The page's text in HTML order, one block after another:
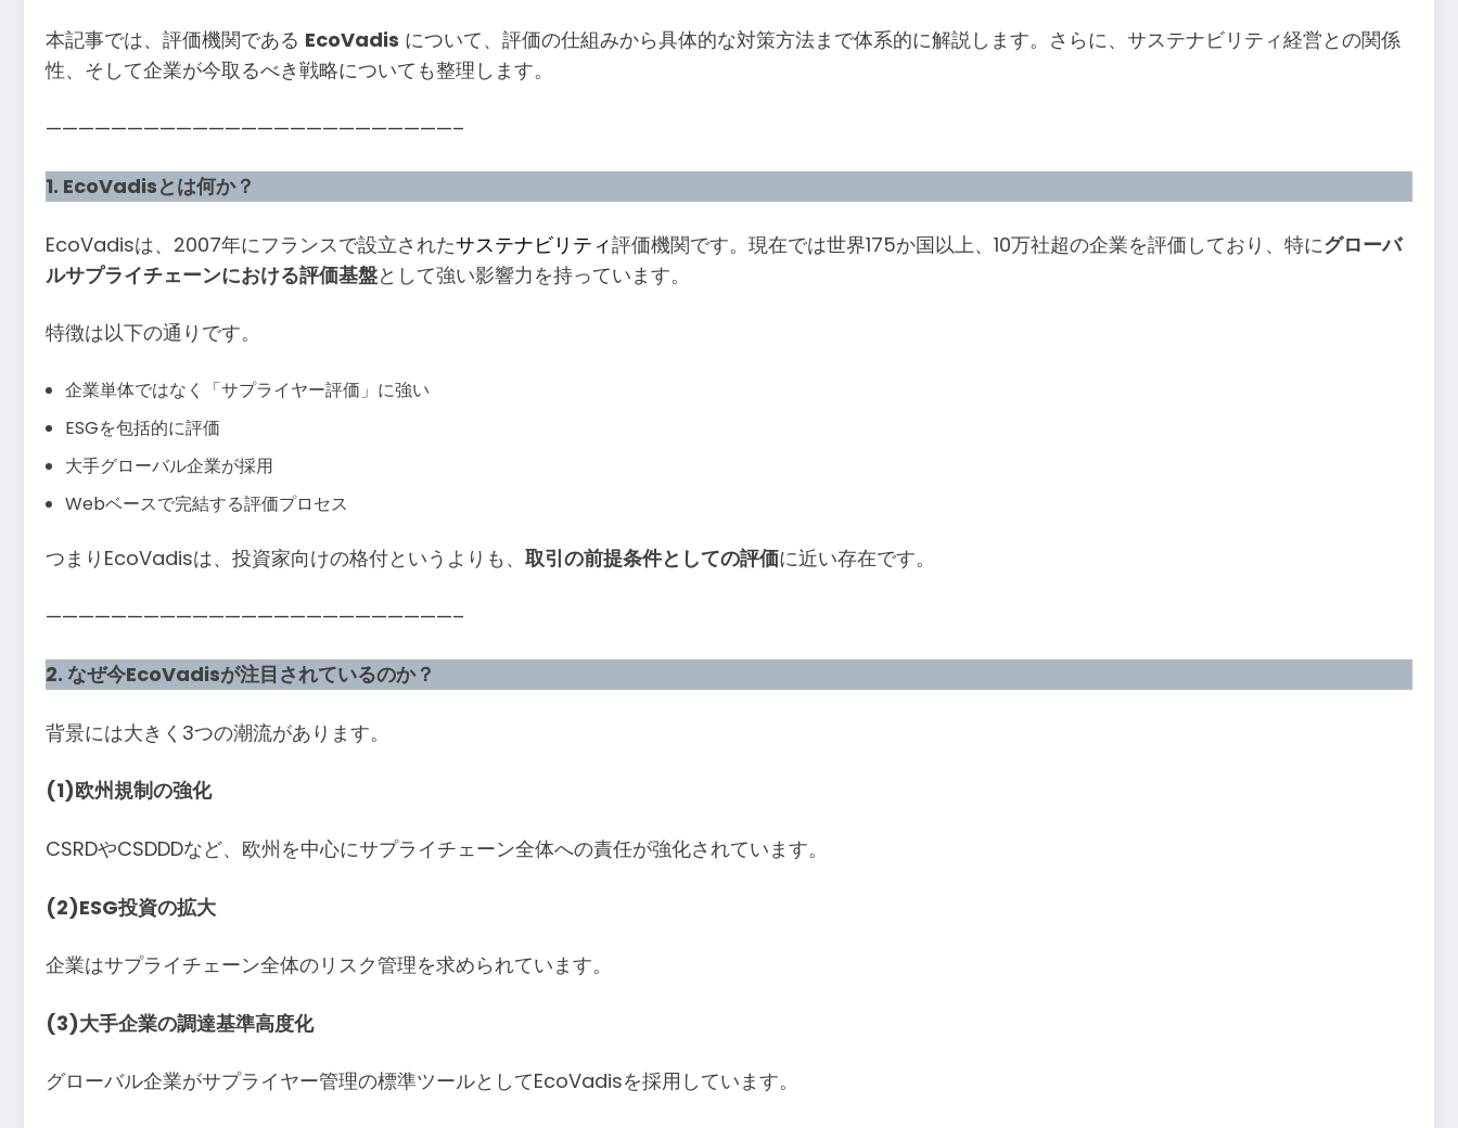
本記事では、評価機関である EcoVadis について、評価の仕組みから具体的な対策方法まで体系的に解説します。さらに、サステナビリティ経営との関係
性、そして企業が今取るべき戦略についても整理します。
—————————————————————————–
1. EcoVadisとは何か？
EcoVadisは、2007年にフランスで設立されたサステナビリティ評価機関です。現在では世界175か国以上、10万社超の企業を評価しており、特にグローバ
ルサプライチェーンにおける評価基盤として強い影響力を持っています。
特徴は以下の通りです。
企業単体ではなく「サプライヤー評価」に強い
ESGを包括的に評価
大手グローバル企業が採用
Webベースで完結する評価プロセス
つまりEcoVadisは、投資家向けの格付というよりも、 取引の前提条件としての評価に近い存在です。
—————————————————————————–
2. なぜ今EcoVadisが注目されているのか？
背景には大きく3つの潮流があります。
(1)欧州規制の強化
CSRDやCSDDDなど、欧州を中心にサプライチェーン全体への責任が強化されています。
(2)ESG投資の拡大
企業はサプライチェーン全体のリスク管理を求められています。
(3)大手企業の調達基準高度化
グローバル企業がサプライヤー管理の標準ツールとしてEcoVadisを採用しています。